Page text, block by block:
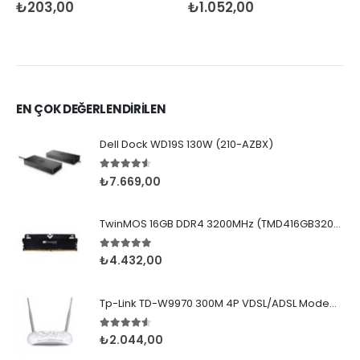
₺203,00 ₺1.052,00
EN ÇOK DEĞERLENDİRİLEN
Dell Dock WD19S 130W (210-AZBX)
4.505 üzerinden
₺7.669,00
TwinMOS 16GB DDR4 3200MHz (TMD416GB3200D16BKX7P)
5.005 üzerinden
₺4.432,00
Tp-Link TD-W9970 300M 4P VDSL/ADSL Modem Router
4.505 üzerinden
₺2.044,00